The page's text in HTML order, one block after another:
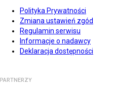
Polityka Prywatności
Zmiana ustawień zgód
Regulamin serwisu
Informacje o nadawcy
Deklaracja dostępności
PARTNERZY